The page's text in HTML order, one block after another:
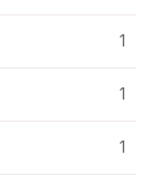
1
1
1